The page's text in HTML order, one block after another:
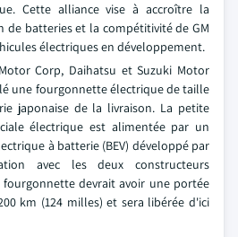
Cette alliance vise à accroître la
de batteries et la compétitivité de GM
électriques en développement.
Corp, Daihatsu et Suzuki Motor
une fourgonnette électrique de taille
japonaise de la livraison. La petite
électrique est alimentée par un
à batterie (BEV) développé par
avec les deux constructeurs
devrait avoir une portée
km (124 milles) et sera libérée d'ici